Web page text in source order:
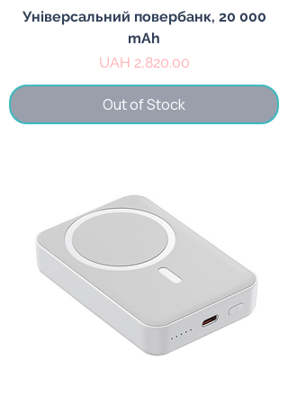
Універсальний повербанк, 20 000
mAh
Price
UAH 2,820.00
Out of Stock